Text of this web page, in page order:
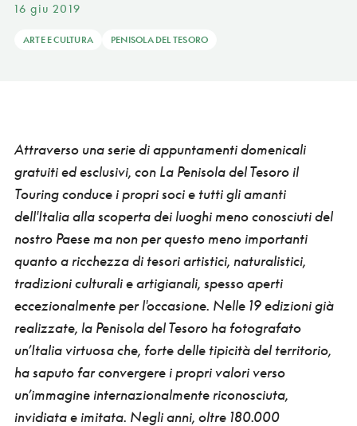
16 giu 2019
ARTE E CULTURA PENISOLA DEL TESORO
Attraverso una serie di appuntamenti domenicali
gratuiti ed esclusivi, con La Penisola del Tesoro il
Touringconduce i propri soci e tutti gli amanti
dell'Italia alla scoperta dei luoghi meno conosciuti del
nostro Paese ma non per questo meno importanti
quanto a ricchezza di tesori artistici, naturalistici,
tradizioni culturali e artigianali, spesso aperti
eccezionalmente per l'occasione. Nelle 19 edizioni già
realizzate, la Penisola del Tesoro ha fotografato
un’Italia virtuosache, forte delle tipicità del territorio,
ha saputo far convergere i propri valori verso
un’immagine internazionalmente riconosciuta,
invidiata e imitata. Negli anni, oltre 180.000